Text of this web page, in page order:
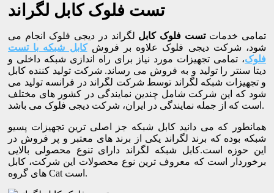
تست فلوک کابل لگراند
تمامی خدماتتست فلوک کابل لگراند در دیجی فلوک انجام می
شود، شرکت دیجی فلوک علاوه بر فروشکابل شبکه با تست
فلوک، تمامی تجهیزات مورد نیاز برای راه اندازی شبکه داخلی و
دیتا سنتر را تولید و به فروش می رساند. شرکت تولید کننده کابل
و تجهیزات شبکه لگراند توسط شرکت لگراند در فرانسه تولید می
شود که این شرکت شامل چندین نمایندگی در کشور های مختلف
است که از جمله نمایندگی در ایران، شرکت دیجی فلوک می باشد.
همانطور که می دانید کابل شبکه جز اصلی ترین تجهیزات پسیو
شبکه بوده که برند لگراند یکی از برند های معتبر و پر فروش در
این حوزه است.کابل شبکه لگراند دارای تنوع محصولی بالایی
برخوردار است که معروف ترین نوع محصولات این شرکت، کابل
های گروه Cat است.